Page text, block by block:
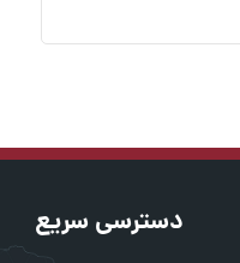
دسترسی سریع